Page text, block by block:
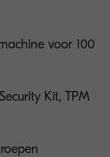
voor 100
Kit, TPM